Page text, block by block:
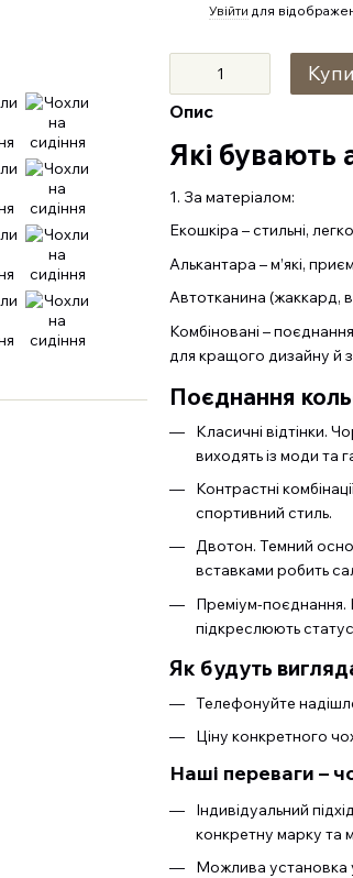
Увійти для
Опис
Які бувають
1. За матеріалом:
Екошкіра – стильні,
Алькантара – м’які,
Автотканина (жаккард,
Комбіновані –
для кращого дизайну й
Поєднання
Класичні відтінки.
виходять із моди та
Контрастні
спортивний стиль.
Двотон. Темний
вставками робить
Преміум-поєднання.
підкреслюють статус
Як будуть
Телефонуйте
Ціну конкретного
Наші переваги –
Індивідуальний
конкретну марку та
Можлива установка